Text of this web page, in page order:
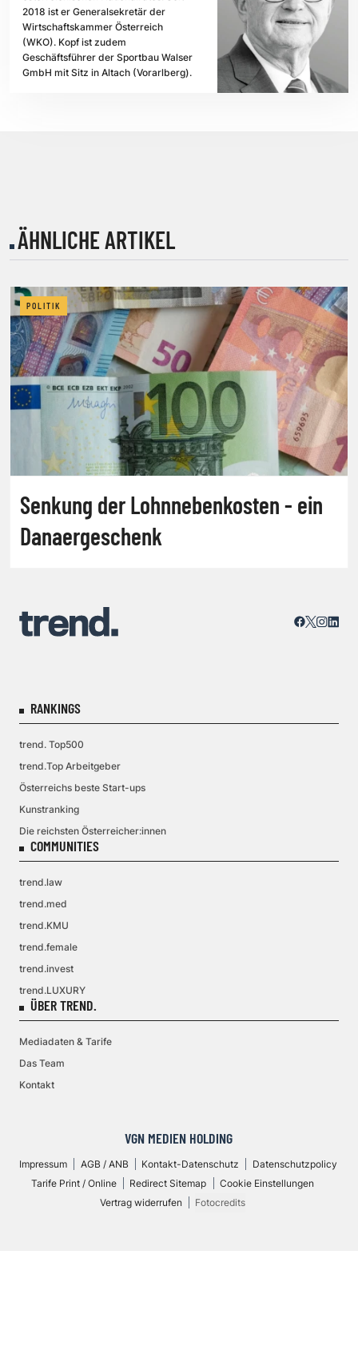
2018 ist er Generalsekretär der
Wirtschaftskammer Österreich
(WKO). Kopf ist zudem
Geschäftsführer der Sportbau Walser
GmbH mit Sitz in Altach (Vorarlberg).
ÄHNLICHE ARTIKEL
POLITIK
Senkung der Lohnnebenkosten - ein
Danaergeschenk
RANKINGS
trend. Top500
trend.Top Arbeitgeber
Österreichs beste Start-ups
Kunstranking
Die reichsten Österreicher:innen
COMMUNITIES
trend.law
trend.med
trend.KMU
trend.female
trend.invest
trend.LUXURY
ÜBER TREND.
Mediadaten & Tarife
Das Team
Kontakt
VGN MEDIEN HOLDING
Impressum AGB / ANB Kontakt-Datenschutz
Datenschutzpolicy
Tarife Print / Online
Redirect Sitemap
Cookie Einstellungen
Vertrag widerrufen
Fotocredits